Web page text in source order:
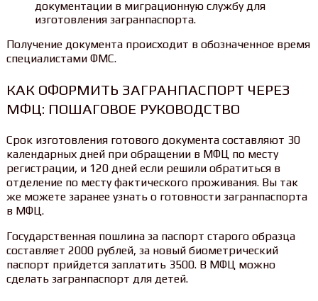
документации в миграционную службу для
изготовления загранпаспорта.
Получение документа происходит в обозначенное время
специалистами ФМС.
КАК ОФОРМИТЬ ЗАГРАНПАСПОРТ ЧЕРЕЗ
МФЦ: ПОШАГОВОЕ РУКОВОДСТВО
Срок изготовления готового документа составляют 30
календарных дней при обращении в МФЦ по месту
регистрации, и 120 дней если решили обратиться в
отделение по месту фактического проживания. Вы так
же можете заранее узнать о готовности загранпаспорта
в МФЦ.
Государственная пошлина за паспорт старого образца
составляет 2000 рублей, за новый биометрический
паспорт прийдется заплатить 3500. В МФЦ можно
сделать загранпаспорт для детей.